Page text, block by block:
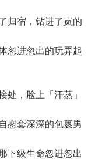
归宿，钻进了岚的
忽进忽出的玩弄起
，脸上「汗蒸」
慰套深深的包裹男
下级生命忽进忽出